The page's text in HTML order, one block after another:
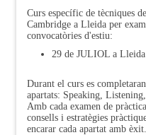
Curs específic de tècniques
Cambridge a Lleida per
convocatòries d'estiu:
29 de JULIOL a Lleida
Durant el curs es
apartats: Speaking,
Amb cada examen de
consells i estratègies
encarar cada apartat amb èxit.